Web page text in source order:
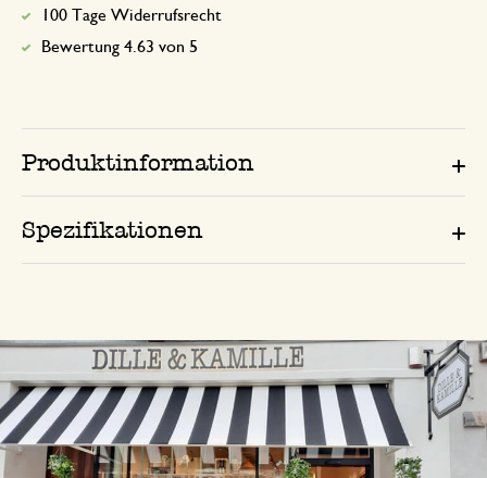
100 Tage Widerrufsrecht
Bewertung 4.63 von 5
Produktinformation
Spezifikationen